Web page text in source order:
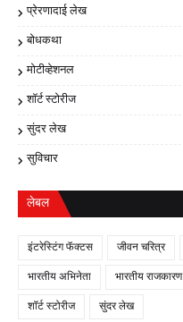
प्रेरणादाई लेख
बोधकथा
मोटीव्हेशनल
शॉर्ट स्टोरीज
सुंदर लेख
सुविचार
लेबल
इंटरेस्टिंग फॅक्टस जीवन चरित्र
भारतीय अभिनेता भारतीय राजकारण
शॉर्ट स्टोरीज सुंदर लेख